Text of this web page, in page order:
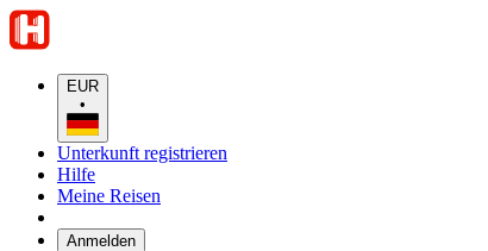
EUR
•
Unterkunft registrieren
Hilfe
Meine Reisen
Anmelden